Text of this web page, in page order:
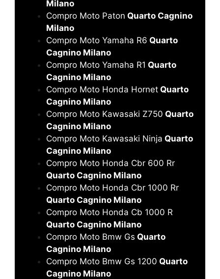
Milano
Compro Moto Paton Quarto Cagnino
Milano
Compro Moto Yamaha R6 Quarto
Cagnino Milano
Compro Moto Yamaha R1 Quarto
Cagnino Milano
Compro Moto Honda Hornet Quarto
Cagnino Milano
Compro Moto Kawasaki Z750 Quarto
Cagnino Milano
Compro Moto Kawasaki Ninja Quarto
Cagnino Milano
Compro Moto Honda Cbr 600 Rr
Quarto Cagnino Milano
Compro Moto Honda Cbr 1000 Rr
Quarto Cagnino Milano
Compro Moto Honda Cb 1000 R
Quarto Cagnino Milano
Compro Moto Bmw Gs Quarto
Cagnino Milano
Compro Moto Bmw Gs 1200 Quarto
Cagnino Milano